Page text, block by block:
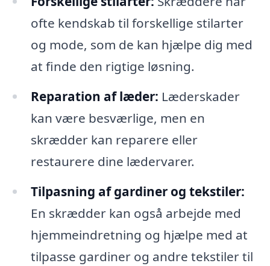
ofte kendskab til forskellige stilarter
og mode, som de kan hjælpe dig med
at finde den rigtige løsning.
Reparation af læder: Læderskader
kan være besværlige, men en
skrædder kan reparere eller
restaurere dine lædervarer.
Tilpasning af gardiner og tekstiler:
En skrædder kan også arbejde med
hjemmeindretning og hjælpe med at
tilpasse gardiner og andre tekstiler til